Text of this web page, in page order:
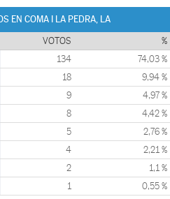
EN COMA I LA PEDRA, LA
VOTOS %
134 74,03 %
18 9,94 %
9 4,97 %
8 4,42 %
5 2,76 %
4 2,21 %
2 1,1 %
1 0,55 %